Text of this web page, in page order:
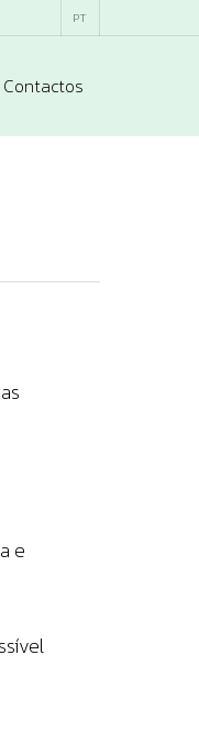
PT
Contactos
e